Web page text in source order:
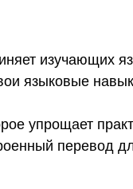
изучающих
языковые
упрощает
перевод